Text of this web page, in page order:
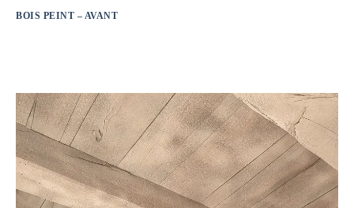
BOIS PEINT – AVANT